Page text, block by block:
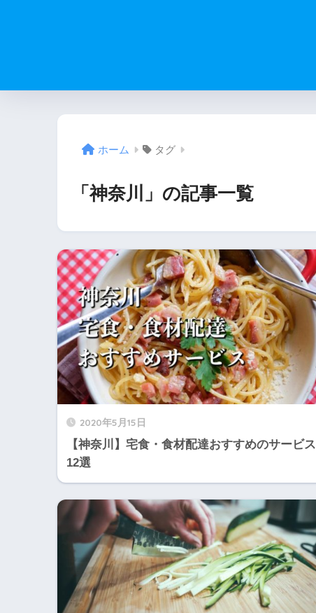
ホーム タグ
「神奈川」の記事一覧
2020年5月15日
【神奈川】宅食・食材配達おすすめのサービス
12選